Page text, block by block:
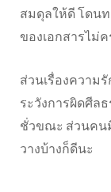
สมดุลให้ดี โดน
ของเอกสารไม่ค
ส่วนเรื่องความ
ระวังการผิดศีล
ชั่วขณะ ส่วนคน
วางบ้างก็ดีนะ